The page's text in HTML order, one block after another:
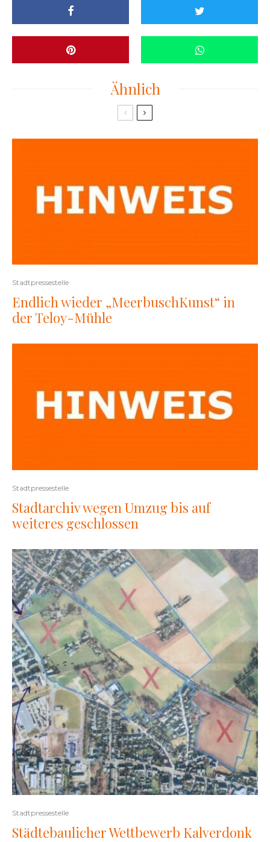
Ähnlich
Stadtpressestelle
Endlich wieder „MeerbuschKunst“ in
der Teloy-Mühle
Stadtpressestelle
Stadtarchiv wegen Umzug bis auf
weiteres geschlossen
Stadtpressestelle
Städtebaulicher Wettbewerb Kalverdonk